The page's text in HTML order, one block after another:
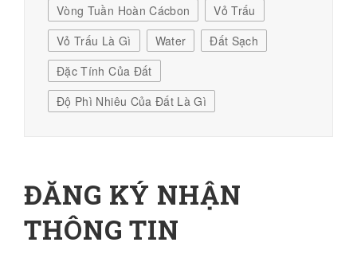
Vòng Tuần Hoàn Cácbon
Vỏ Trấu
Vỏ Trấu Là Gì
Water
Đất Sạch
Đặc Tính Của Đất
Độ Phì Nhiêu Của Đất Là Gì
ĐĂNG KÝ NHẬN
THÔNG TIN